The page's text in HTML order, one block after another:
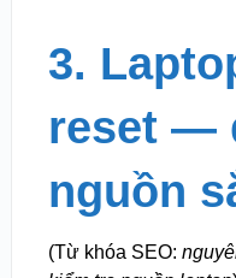
3.
reset —
nguồn
(Từ khóa SEO: